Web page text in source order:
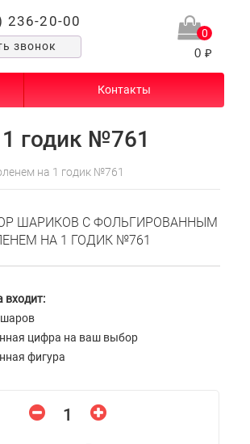
236-20-00
звонок
0
0 ₽
Контакты
годик №761
на 1 годик №761
ШАРИКОВ С ФОЛЬГИРОВАННЫМ
НА 1 ГОДИК №761
входит:
шаров
цифра на ваш выбор
фигура